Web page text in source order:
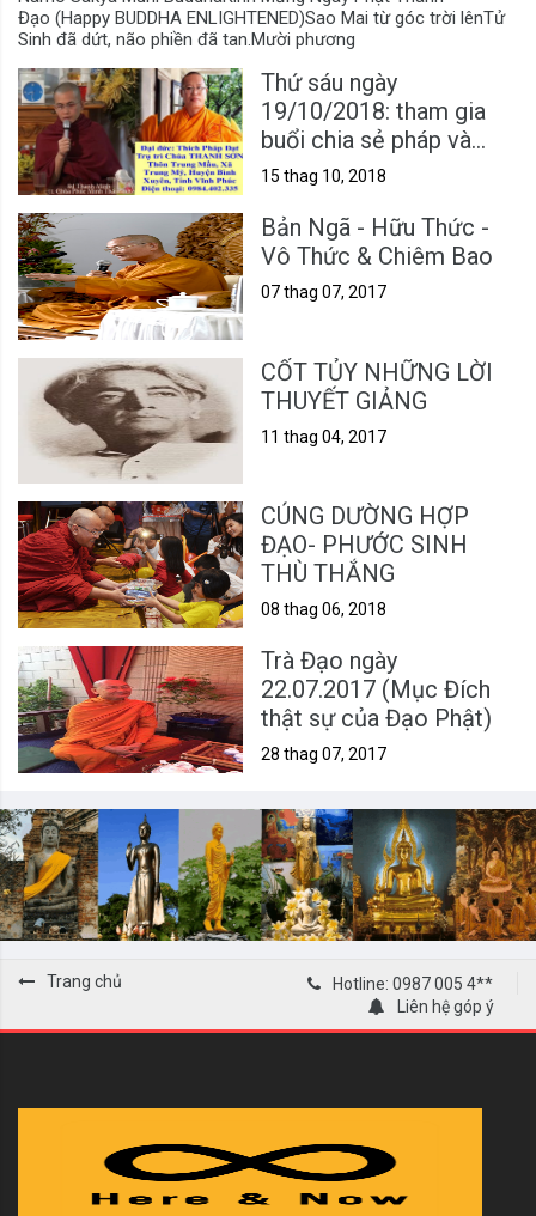
Đạo (Happy BUDDHA ENLIGHTENED)Sao Mai từ góc trời lênTử
Sinh đã dứt, não phiền đã tan.Mười phương
Thứ sáu ngày
19/10/2018: tham gia
buổi chia sẻ pháp và
hành thiền
15 thag 10, 2018
Bản Ngã - Hữu Thức -
Vô Thức & Chiêm Bao
07 thag 07, 2017
CỐT TỦY NHỮNG LỜI
THUYẾT GIẢNG
11 thag 04, 2017
CÚNG DƯỜNG HỢP
ĐẠO- PHƯỚC SINH
THÙ THẮNG
08 thag 06, 2018
Trà Đạo ngày
22.07.2017 (Mục Đích
thật sự của Đạo Phật)
28 thag 07, 2017
Trang chủ
Hotline: 0987 005 4**
Liên hệ góp ý